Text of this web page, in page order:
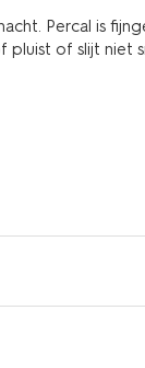
Percal is
of slijt niet